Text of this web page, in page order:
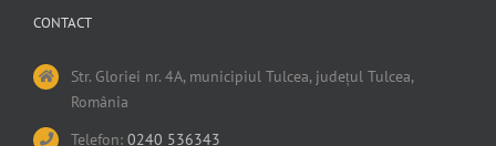
CONTACT
Str. Gloriei nr. 4A, municipiul Tulcea, județul Tulcea,
România
Telefon: 0240 536343